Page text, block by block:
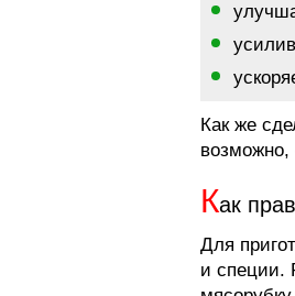
Как же
возможно,
Как
Для
и специи.